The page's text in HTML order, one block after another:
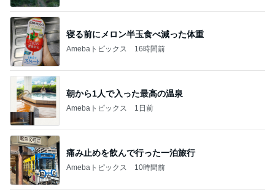
寝る前にメロン半玉食べ減った体重
Amebaトピックス 16時間前
朝から1人で入った最高の温泉
Amebaトピックス 1日前
痛み止めを飲んで行った一泊旅行
Amebaトピックス 10時間前